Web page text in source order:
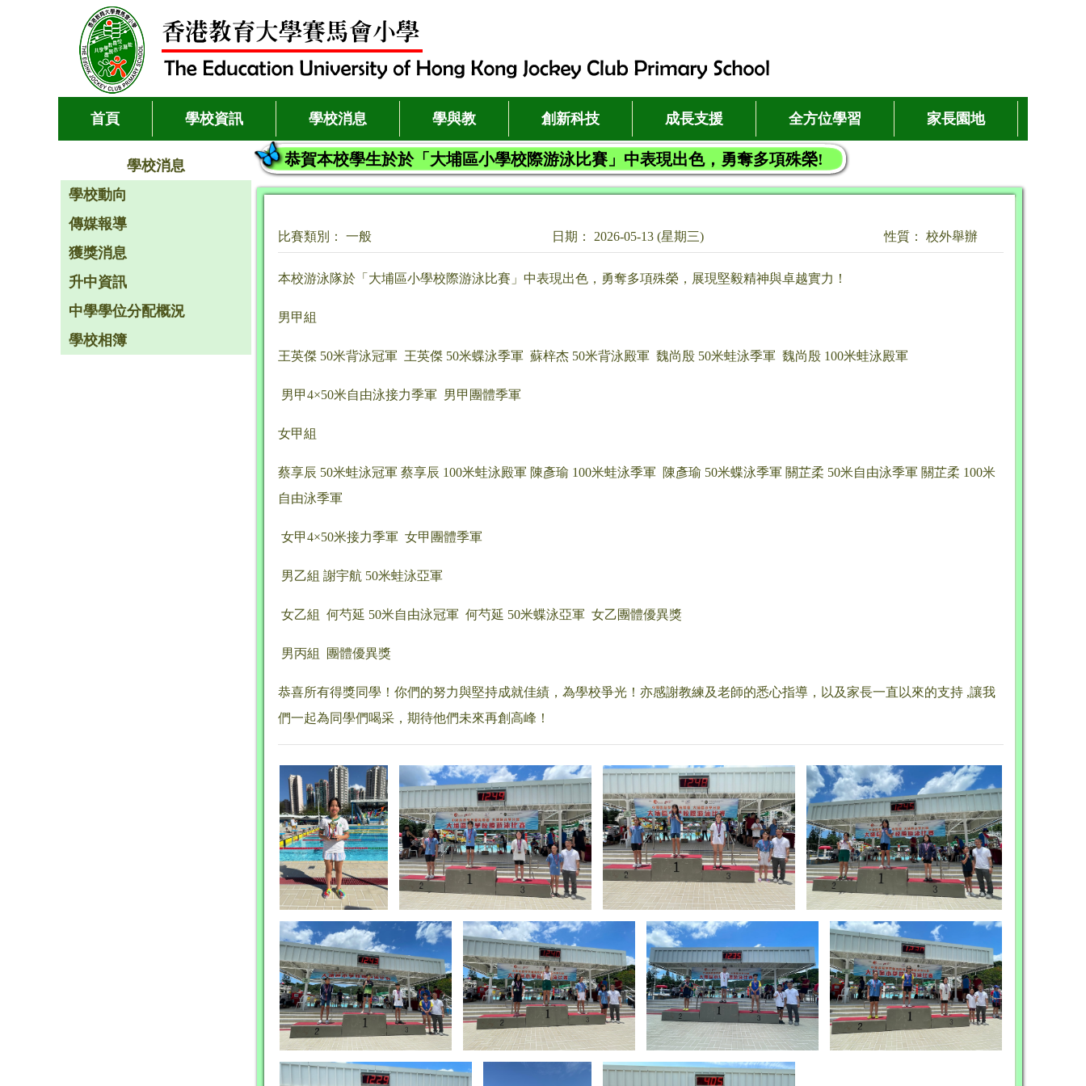
首頁 學校資訊 學校消息 學與教 創新科技 成長支援 全方位學習 家長園地
學校消息
學校動向
傳媒報導
獲獎消息
升中資訊
中學學位分配概況
學校相簿
恭賀本校學生於於「大埔區小學校際游泳比賽」中表現出色，勇奪多項殊榮!
比賽類別： 一般 日期： 2026-05-13 (星期三) 性質： 校外舉辦
本校游泳隊於「大埔區小學校際游泳比賽」中表現出色，勇奪多項殊榮，展現堅毅精神與卓越實力！
男甲組
王英傑 50米背泳冠軍 王英傑 50米蝶泳季軍 蘇梓杰 50米背泳殿軍 魏尚殷 50米蛙泳季軍 魏尚殷 100米蛙泳殿軍
男甲4×50米自由泳接力季軍 男甲團體季軍
女甲組
蔡享辰 50米蛙泳冠軍 蔡享辰 100米蛙泳殿軍 陳彥瑜 100米蛙泳季軍 陳彥瑜 50米蝶泳季軍 關芷柔 50米自由泳季軍 關芷柔 100米
自由泳季軍
女甲4×50米接力季軍 女甲團體季軍
男乙組 謝宇航 50米蛙泳亞軍
女乙組 何芍延 50米自由泳冠軍 何芍延 50米蝶泳亞軍 女乙團體優異獎
男丙組 團體優異獎
恭喜所有得獎同學！你們的努力與堅持成就佳績，為學校爭光！亦感謝教練及老師的悉心指導，以及家長一直以來的支持 ,讓我
們一起為同學們喝采，期待他們未來再創高峰！